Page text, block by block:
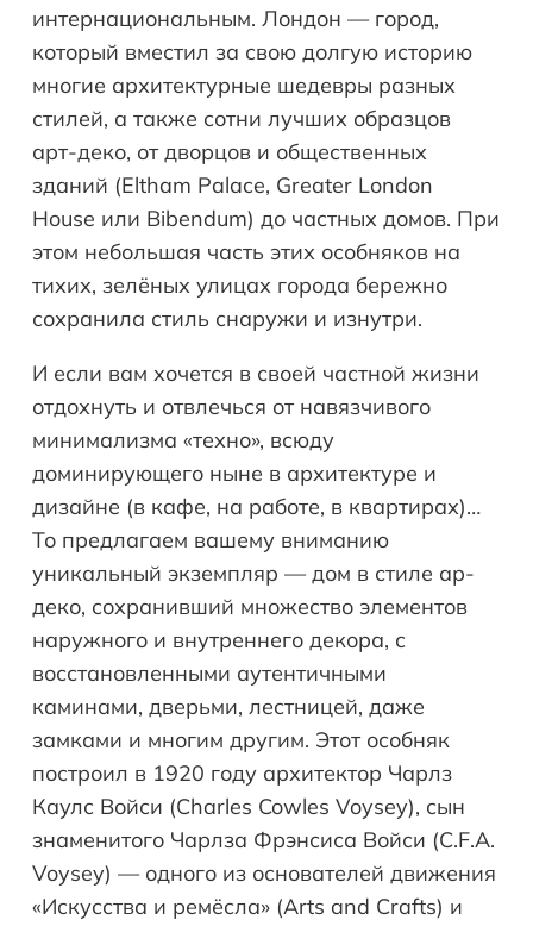
интернациональным. Лондон — город,
который вместил за свою долгую историю
многие архитектурные шедевры разных
стилей, а также сотни лучших образцов
арт-деко, от дворцов и общественных
зданий (Eltham Palace, Greater London
House или Bibendum) до частных домов. При
этом небольшая часть этих особняков на
тихих, зелёных улицах города бережно
сохранила стиль снаружи и изнутри.
И если вам хочется в своей частной жизни
отдохнуть и отвлечься от навязчивого
минимализма «техно», всюду
доминирующего ныне в архитектуре и
дизайне (в кафе, на работе, в квартирах)…
То предлагаем вашему вниманию
уникальный экземпляр — дом в стиле ар-
деко, сохранивший множество элементов
наружного и внутреннего декора, с
восстановленными аутентичными
каминами, дверьми, лестницей, даже
замками и многим другим. Этот особняк
построил в 1920 году архитектор Чарлз
Каулс Войси (Сharles Cowles Voysey), сын
знаменитого Чарлза Фрэнсиса Войси (C.F.A.
Voysey) — одного из основателей движения
«Искусства и ремёсла» (Arts and Crafts) и